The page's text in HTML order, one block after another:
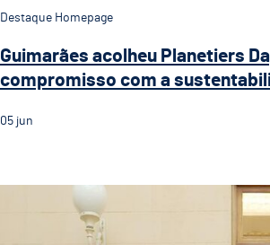
Destaque Homepage
Guimarães acolheu Planetiers
compromisso com a
05 jun
Com o título de CVE 2026